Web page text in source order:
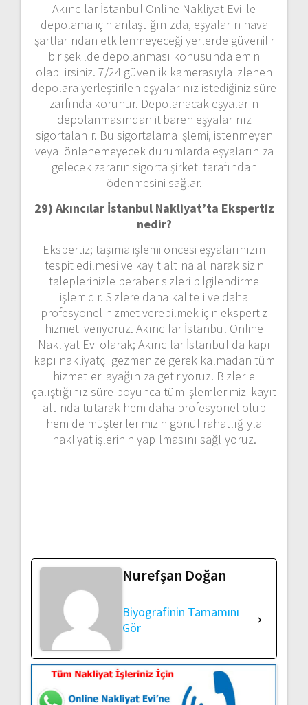
Akıncılar İstanbul Online Nakliyat Evi ile
depolama için anlaştığınızda, eşyaların hava
şartlarından etkilenmeyeceği yerlerde güvenilir
bir şekilde depolanması konusunda emin
olabilirsiniz. 7/24 güvenlik kamerasıyla izlenen
depolara yerleştirilen eşyalarınız istediğiniz süre
zarfında korunur. Depolanacak eşyaların
depolanmasından itibaren eşyalarınız
sigortalanır. Bu sigortalama işlemi, istenmeyen
veya önlenemeyecek durumlarda eşyalarınıza
gelecek zararın sigorta şirketi tarafından
ödenmesini sağlar.
29) Akıncılar İstanbul Nakliyat’ta Ekspertiz
nedir?
Ekspertiz; taşıma işlemi öncesi eşyalarınızın
tespit edilmesi ve kayıt altına alınarak sizin
taleplerinizle beraber sizleri bilgilendirme
işlemidir. Sizlere daha kaliteli ve daha
profesyonel hizmet verebilmek için ekspertiz
hizmeti veriyoruz. Akıncılar İstanbul Online
Nakliyat Evi olarak; Akıncılar İstanbul da kapı
kapı nakliyatçı gezmenize gerek kalmadan tüm
hizmetleri ayağınıza getiriyoruz. Bizlerle
çalıştığınız süre boyunca tüm işlemlerimizi kayıt
altında tutarak hem daha profesyonel olup
hem de müşterilerimizin gönül rahatlığıyla
nakliyat işlerinin yapılmasını sağlıyoruz.
Nurefşan Doğan
Biyografinin Tamamını
Gör